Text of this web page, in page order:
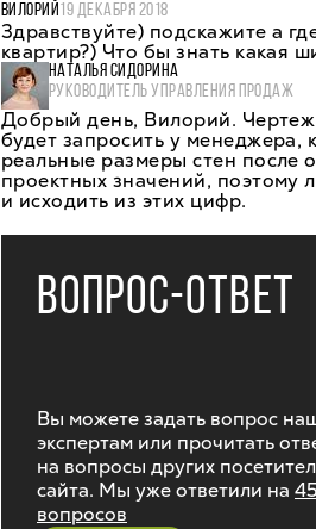
ВИЛОРИЙ19 ДЕКАБРЯ 2018
Здравствуйте) подскажите а
квартир?) Что бы знать какая
НАТАЛЬЯ СИДОРИНА
РУКОВОДИТЕЛЬ УПРАВЛЕНИЯ ПРОДАЖ
Добрый день, Вилорий. Чертеж
будет запросить у менеджера,
реальные размеры стен после
проектных значений, поэтому
и исходить из этих цифр.
ВОПРОС-ОТВЕТ
Вы можете задать вопрос
экспертам или прочитать
на вопросы других
сайта. Мы уже ответили на
вопросов